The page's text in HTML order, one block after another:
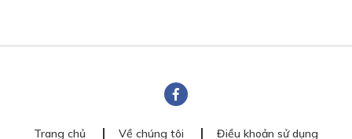
Trang chủ Về chúng tôi Điều khoản sử dụng